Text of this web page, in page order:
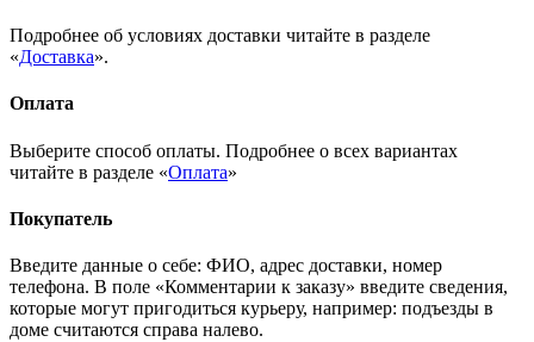
Подробнее об условиях доставки читайте в разделе
«Доставка».
Оплата
Выберите способ оплаты. Подробнее о всех вариантах
читайте в разделе «Оплата»
Покупатель
Введите данные о себе: ФИО, адрес доставки, номер
телефона. В поле «Комментарии к заказу» введите сведения,
которые могут пригодиться курьеру, например: подъезды в
доме считаются справа налево.